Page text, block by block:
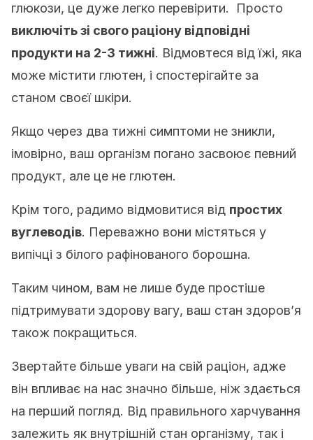
глюкози, це дуже легко перевірити. Просто
виключіть зі свого раціону відповідні
продукти на 2-3 тижні. Відмовтеся від їжі, яка
може містити глютен, і спостерігайте за
станом своєї шкіри.
Якщо через два тижні симптоми не зникли,
імовірно, ваш організм погано засвоює певний
продукт, але це не глютен.
Крім того, радимо відмовитися від простих
вуглеводів. Переважно вони містяться у
випічці з білого рафінованого борошна.
Таким чином, вам не лише буде простіше
підтримувати здорову вагу, ваш стан здоров’я
також покращиться.
Звертайте більше уваги на свій раціон, адже
він впливає на нас значно більше, ніж здається
на перший погляд. Від правильного харчування
залежить як внутрішній стан організму, так і